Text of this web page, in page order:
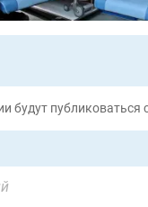
будут публиковаться